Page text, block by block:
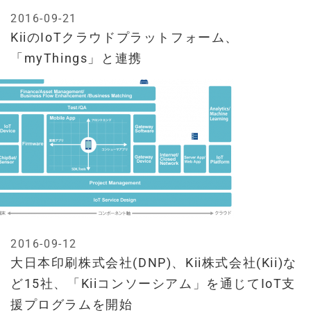
KiiのIoTクラウドプラットフォーム、
「myThings」と連携
2016-09-21
大日本印刷株式会社(DNP)、Kii株式会社(Kii)な
ど15社、「Kiiコンソーシアム」を通じてIoT支
援プログラムを開始
2016-09-12